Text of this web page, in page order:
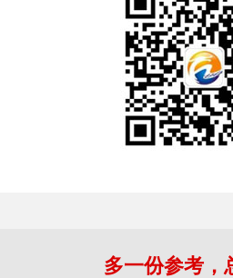
多一份参考，